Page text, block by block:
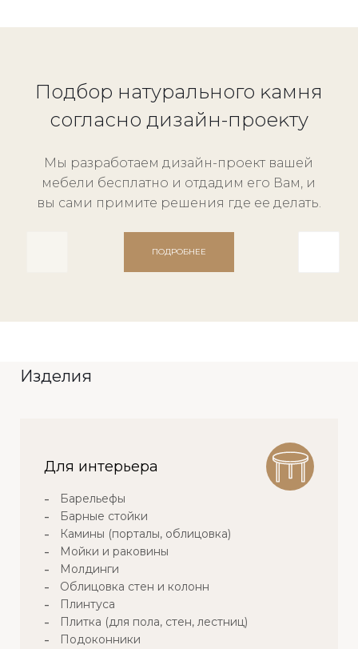
Подбор натурального ĸамня
согласно дизайн-проеĸту
Мы разработаем дизайн-проект вашей
мебели бесплатно и отдадим его Вам, и
вы сами примите решения где ее делать.
ПОДРОБНЕЕ
Изделия
Для интерьера
Барельефы
Барные стойки
Камины (порталы, облицовка)
Мойки и раковины
Молдинги
Облицовка стен и колонн
Плинтуса
Плитка (для пола, стен, лестниц)
Подоконники